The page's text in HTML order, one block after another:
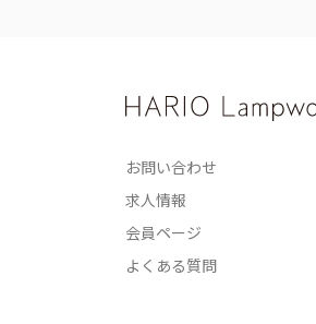
お問い合わせ
求人情報
会員ページ
よくある質問